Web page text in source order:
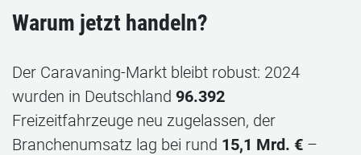
Warum jetzt handeln?
Der Caravaning‑Markt bleibt robust: 2024
wurden in Deutschland 96.392
Freizeitfahrzeuge neu zugelassen, der
Branchenumsatz lag bei rund 15,1 Mrd. € –